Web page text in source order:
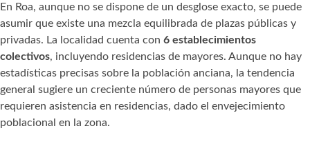
En Roa, aunque no se dispone de un desglose exacto, se puede
asumir que existe una mezcla equilibrada de plazas públicas y
privadas. La localidad cuenta con 6 establecimientos
colectivos, incluyendo residencias de mayores. Aunque no hay
estadísticas precisas sobre la población anciana, la tendencia
general sugiere un creciente número de personas mayores que
requieren asistencia en residencias, dado el envejecimiento
poblacional en la zona.